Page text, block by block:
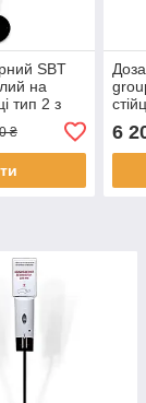
SBT
на
тип 2 з
₴ 6